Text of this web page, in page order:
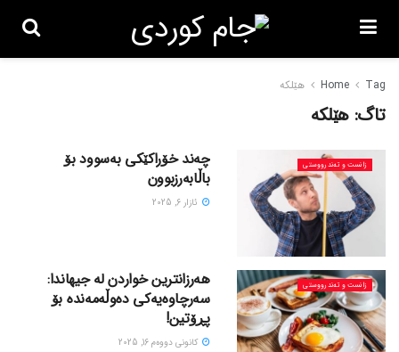
Home Tag هێلکە
تاگ: هێلکە
زانست و تەندرووستی
چەند خۆراکێکی بەسوود بۆ
باڵابەرزبوون
ئازار 6, 2025
زانست و تەندرووستی
هەرزانترین خواردن لە جیهاندا:
سەرچاوەیەکی دەوڵەمەندە بۆ
پڕۆتین!
كانونی دووه‌م 16, 2025